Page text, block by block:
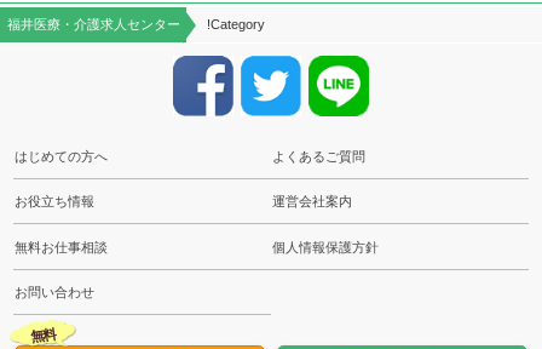
福井医療・介護求人センター !Category
はじめての方へ よくあるご質問
お役立ち情報 運営会社案内
無料お仕事相談 個人情報保護方針
お問い合わせ
無料